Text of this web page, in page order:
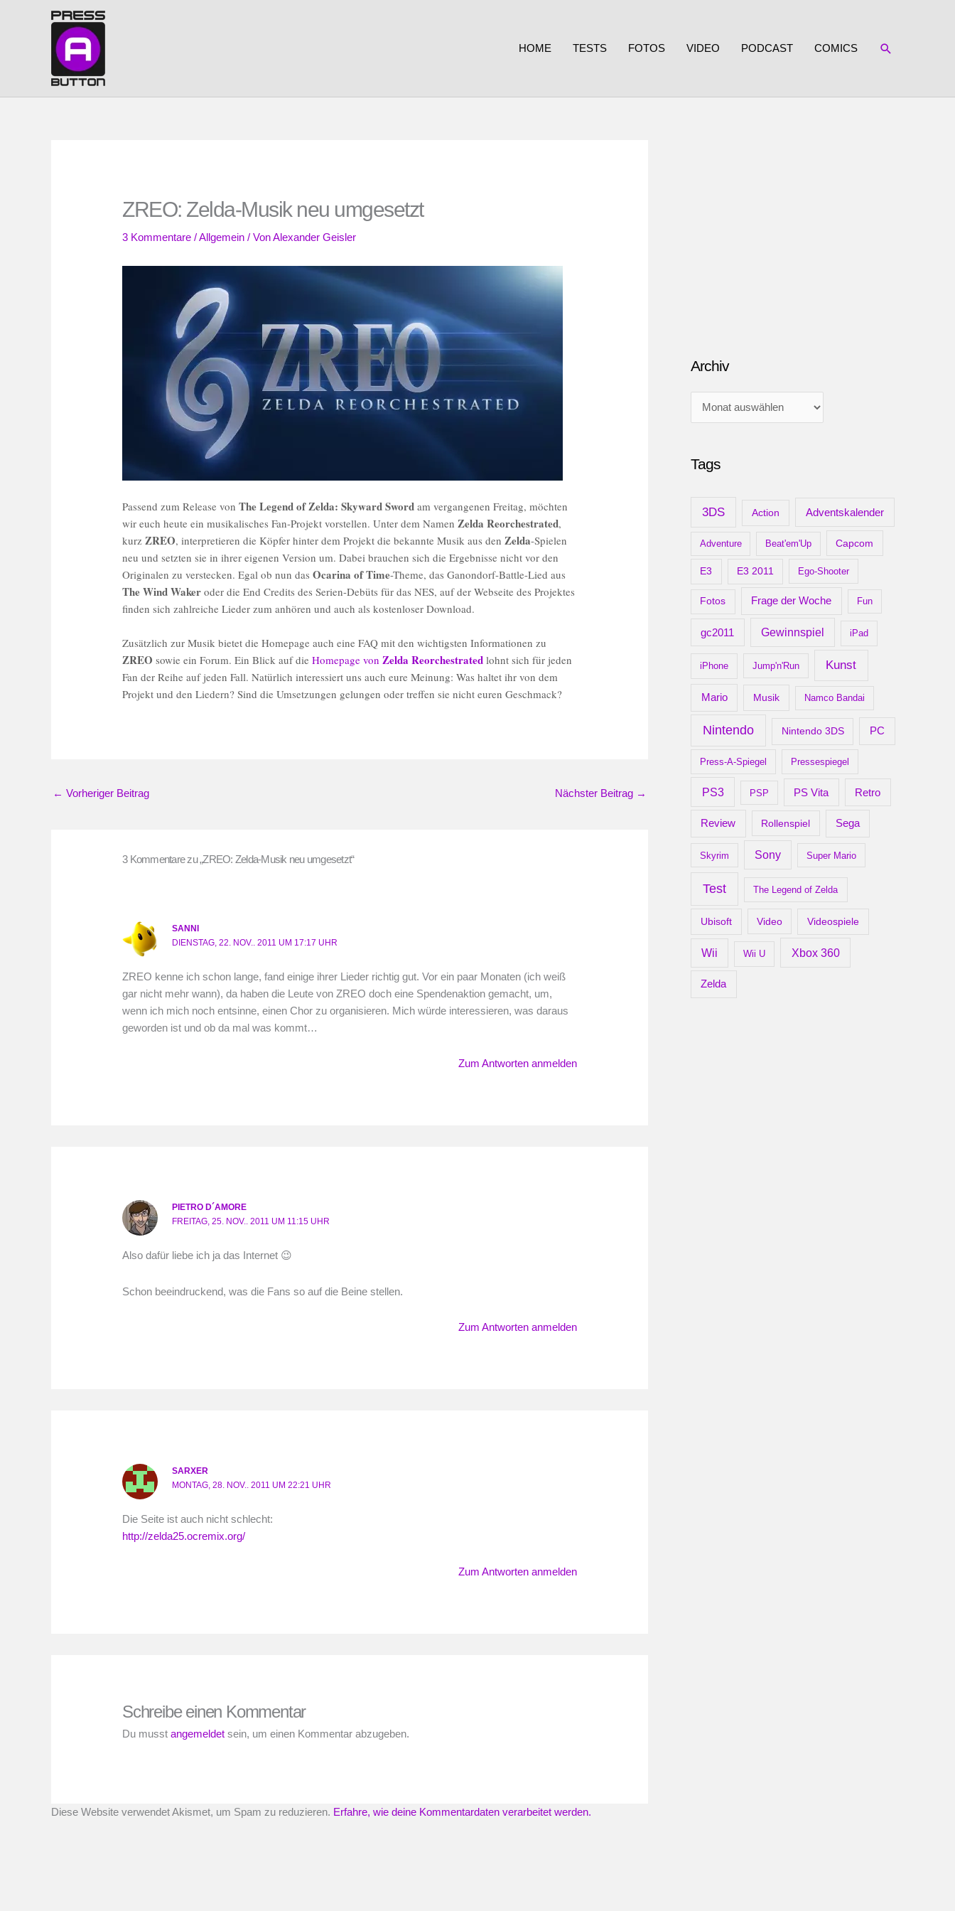
HOME TESTS FOTOS VIDEO PODCAST COMICS SUCHEN
ZREO: Zelda-Musik neu umgesetzt
3 Kommentare /Allgemein / VonAlexander Geisler
Passend zum Release vonThe Legend of Zelda: Skyward Sword am vergangenen Freitag, möchten
wir euch heute ein musikalisches Fan-Projekt vorstellen. Unter dem NamenZelda Reorchestrated,
kurzZREO, interpretieren die Köpfer hinter dem Projekt die bekannte Musik aus denZelda-Spielen
neu und setzten sie in ihrer eigenen Version um. Dabei brauchen sich die Ergebnisse nicht vor den
Originalen zu verstecken. Egal ob nun dasOcarina of Time-Theme, das Ganondorf-Battle-Lied aus
The Wind Waker oder die End Credits des Serien-Debüts für das NES, auf der Webseite des Projektes
finden sich zahlreiche Lieder zum anhören und auch als kostenloser Download.
Zusätzlich zur Musik bietet die Homepage auch eine FAQ mit den wichtigsten Informationen zu
ZREO sowie ein Forum. Ein Blick auf dieHomepage vonZelda Reorchestrated lohnt sich für jeden
Fan der Reihe auf jeden Fall. Natürlich interessiert uns auch eure Meinung: Was haltet ihr von dem
Projekt und den Liedern? Sind die Umsetzungen gelungen oder treffen sie nicht euren Geschmack?
← Vorheriger Beitrag Nächster Beitrag →
3 Kommentare zu „ZREO: Zelda-Musik neu umgesetzt“
SANNI
DIENSTAG, 22. NOV.. 2011 UM 17:17 UHR
ZREO kenne ich schon lange, fand einige ihrer Lieder richtig gut. Vor ein paar Monaten (ich weiß
gar nicht mehr wann), da haben die Leute von ZREO doch eine Spendenaktion gemacht, um,
wenn ich mich noch entsinne, einen Chor zu organisieren. Mich würde interessieren, was daraus
geworden ist und ob da mal was kommt…
Zum Antworten anmelden
PIETRO D´AMORE
FREITAG, 25. NOV.. 2011 UM 11:15 UHR
Also dafür liebe ich ja das Internet 😉
Schon beeindruckend, was die Fans so auf die Beine stellen.
Zum Antworten anmelden
SARXER
MONTAG, 28. NOV.. 2011 UM 22:21 UHR
Die Seite ist auch nicht schlecht:
http://zelda25.ocremix.org/
Zum Antworten anmelden
Schreibe einen Kommentar
Du musstangemeldet sein, um einen Kommentar abzugeben.
Diese Website verwendet Akismet, um Spam zu reduzieren. Erfahre, wie deine Kommentardaten verarbeitet werden.
Archiv
r
Tags
3DS Action Adventskalender
Adventure Beat'em'Up Capcom
E3 E3 2011 Ego-Shooter
Fotos Frage der Woche Fun
gc2011 Gewinnspiel iPad
iPhone Jump'n'Run Kunst
Mario Musik Namco Bandai
Nintendo Nintendo 3DS PC
Press-A-Spiegel Pressespiegel
PS3 PSP PS Vita Retro
Review Rollenspiel Sega
Skyrim Sony Super Mario
Test The Legend of Zelda
Ubisoft Video Videospiele
Wii Wii U Xbox 360
Zelda